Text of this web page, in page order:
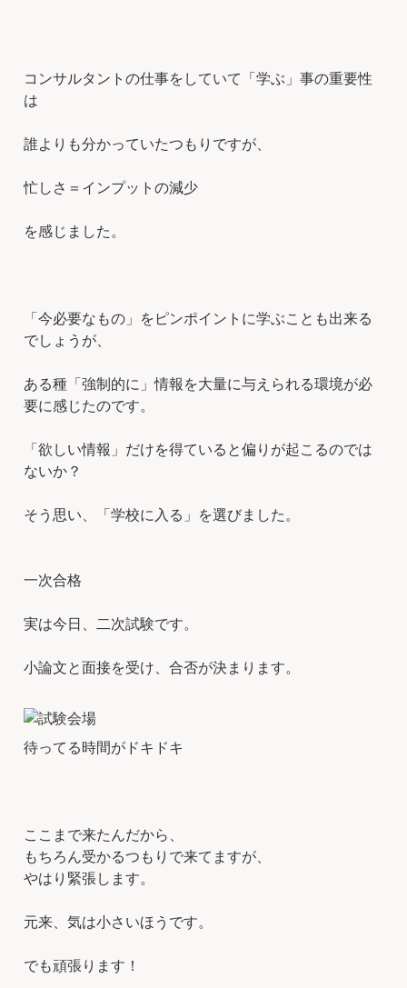
コンサルタントの仕事をしていて「学ぶ」事の重要性
は
誰よりも分かっていたつもりですが、
忙しさ＝インプットの減少
を感じました。
「今必要なもの」をピンポイントに学ぶことも出来る
でしょうが、
ある種「強制的に」情報を大量に与えられる環境が必
要に感じたのです。
「欲しい情報」だけを得ていると偏りが起こるのでは
ないか？
そう思い、「学校に入る」を選びました。
一次合格
実は今日、二次試験です。
小論文と面接を受け、合否が決まります。
待ってる時間がドキドキ
ここまで来たんだから、
もちろん受かるつもりで来てますが、
やはり緊張します。
元来、気は小さいほうです。
でも頑張ります！